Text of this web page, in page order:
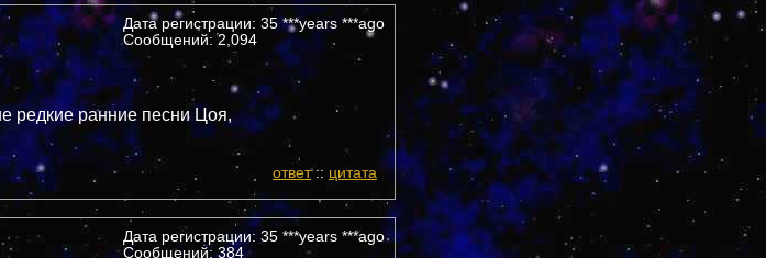
Дата регистрации: 35 ***years ***ago
Сообщений: 2,094
редкие ранние песни Цоя,
ответ:: цитата
Дата регистрации: 35 ***years ***ago
Сообщений: 384